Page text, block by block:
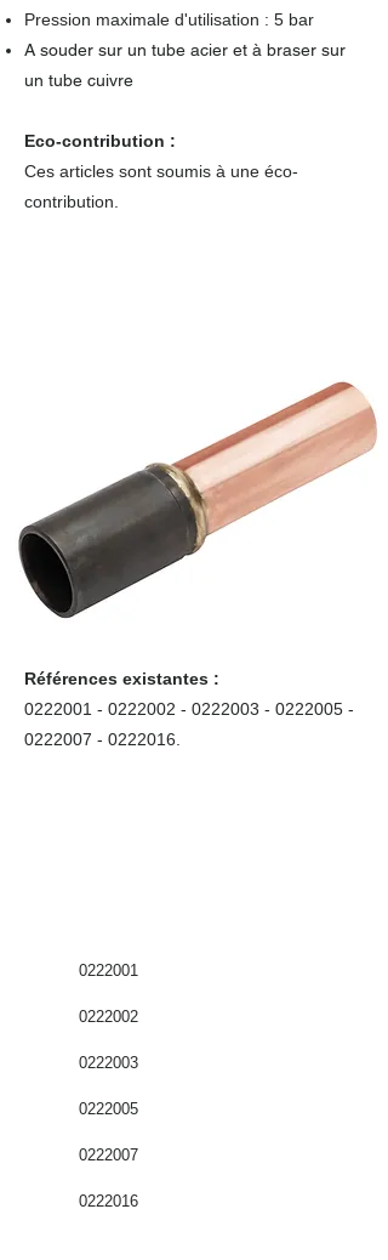
Pression maximale d'utilisation : 5 bar
A souder sur un tube acier et à braser sur
un tube cuivre
Eco-contribution :
Ces articles sont soumis à une éco-
contribution.
Références existantes :
0222001 - 0222002 - 0222003 - 0222005 -
0222007 - 0222016
0222001
0222002
0222003
0222005
0222007
0222016